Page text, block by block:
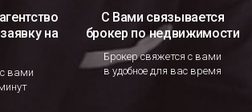
на
вами
С Вами связывается
брокер по недвижимости
Брокер свяжется с вами
в удобное для вас время